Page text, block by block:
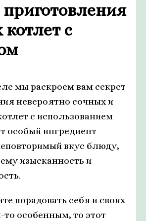
приготовления
с
мы раскроем вам секрет
невероятно сочных и
с использованием
особый ингредиент
вкус блюду,
изысканность и
порадовать себя и своих
то особенным, то этот